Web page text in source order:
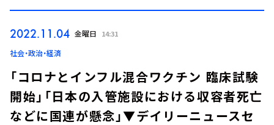
2022.11.04 金曜日 14:31
社会・政治・経済
「コロナとインフル混合ワクチン 臨床試験
開始」「日本の入管施設における収容者死亡
などに国連が懸念」▼デイリーニュースセ